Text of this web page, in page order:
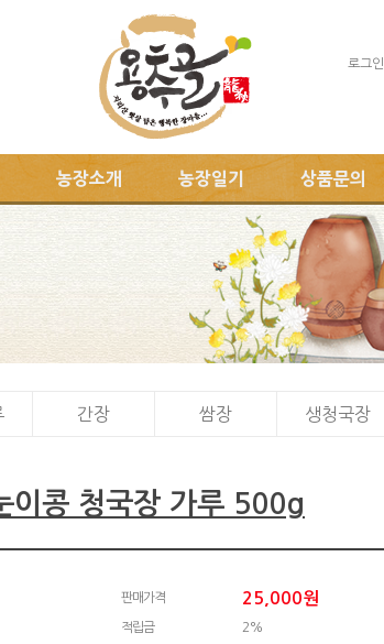
로그인
농장소개 농장일기 상품문의
간장 쌈장 생청국장
이콩 청국장 가루 500g
판매가격 25,000원
적립금 2%